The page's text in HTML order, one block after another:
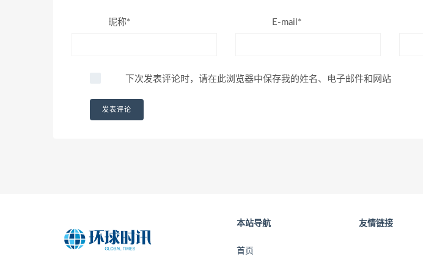
昵称* E-mail*
下次发表评论时，请在此浏览器中保存我的姓名、电子邮件和网站
本站导航
首页
友情链接